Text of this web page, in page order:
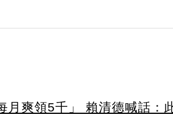
月爽領5千」 賴清德喊話：